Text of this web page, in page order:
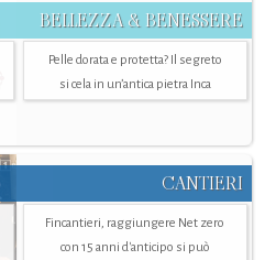
BELLEZZA & BENESSERE
Pelle dorata e protetta? Il segreto
si cela in un’antica pietra Inca
CANTIERI
Fincantieri, raggiungere Net zero
con 15 anni d'anticipo si può